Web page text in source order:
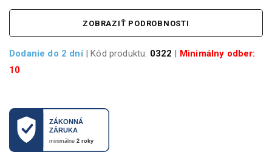
ZOBRAZIŤ PODROBNOSTI
Dodanie do 2 dní| Kód produktu: 0322 | Minimálny odber:
10